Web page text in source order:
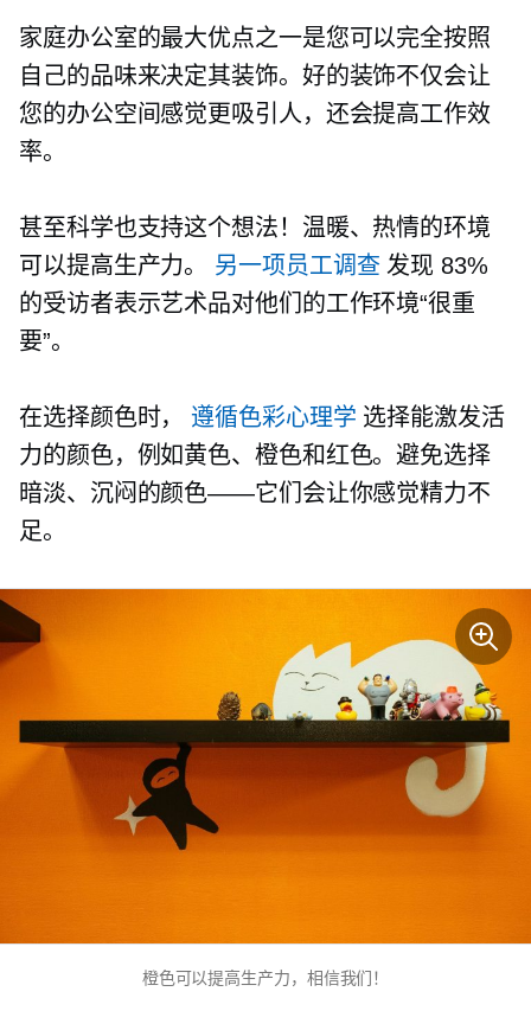
家庭办公室的最大优点之一是您可以完全按照
自己的品味来决定其装饰。好的装饰不仅会让
您的办公空间感觉更吸引人，还会提高工作效
率。
甚至科学也支持这个想法！温暖、热情的环境
可以提高生产力。 另一项员工调查 发现 83%
的受访者表示艺术品对他们的工作环境“很重
要”。
在选择颜色时，遵循色彩心理学 选择能激发活
力的颜色，例如黄色、橙色和红色。避免选择
暗淡、沉闷的颜色——它们会让你感觉精力不
足。
橙色可以提高生产力，相信我们！